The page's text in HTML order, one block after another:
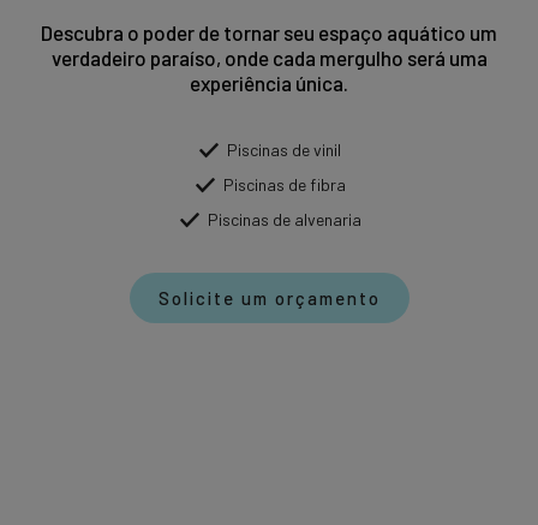
Descubra o poder de tornar seu espaço aquático um
verdadeiro paraíso, onde cada mergulho será uma
experiência única.
Piscinas de vinil
Piscinas de fibra
Piscinas de alvenaria
Solicite um orçamento